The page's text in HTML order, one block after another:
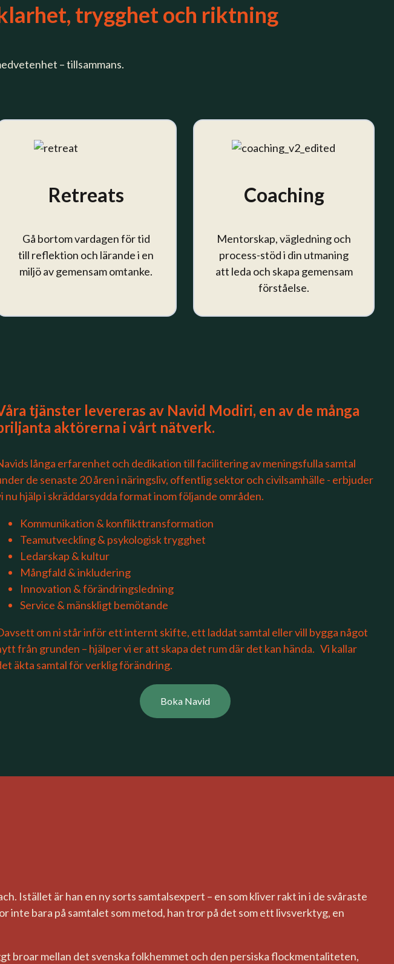
trygghet och riktning
– tillsammans.
Retreats
Gå bortom vardagen för tid
till reflektion och lärande i en
miljö av gemensam omtanke.
Coaching
Mentorskap, vägledning och
process-stöd i din utmaning
att leda och skapa gemensam
förståelse.
tjänster levereras av Navid Modiri, en av de många
aktörerna i vårt nätverk.
långa erfarenhet och dedikation till facilitering av meningsfulla samtal
de senaste 20 åren i näringsliv, offentlig sektor och civilsamhälle - erbjuder
nu hjälp i skräddarsydda format inom följande områden.
Kommunikation & konflikttransformation
Teamutveckling & psykologisk trygghet
Ledarskap & kultur
Mångfald & inkludering
Innovation & förändringsledning
Service & mänskligt bemötande
om ni står inför ett internt skifte, ett laddat samtal eller vill bygga något
från grunden – hjälper vi er att skapa det rum där det kan hända. Vi kallar
äkta samtal för verklig förändring.
Boka Navid
Istället är han en ny sorts samtalsexpert – en som kliver rakt in i de svåraste
bara på samtalet som metod, han tror på det som ett livsverktyg, en
broar mellan det svenska folkhemmet och den persiska flockmentaliteten,